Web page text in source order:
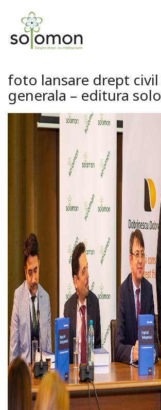
foto lansare drept
generala – editura